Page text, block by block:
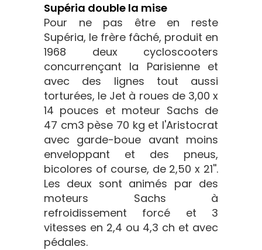
Supéria double la mise
Pour ne pas être en reste
Supéria, le frère fâché, produit en
1968 deux cycloscooters
concurrençant la Parisienne et
avec des lignes tout aussi
torturées, le Jet à roues de 3,00 x
14 pouces et moteur Sachs de
47 cm3 pèse 70 kg et l'Aristocrat
avec garde-boue avant moins
enveloppant et des pneus,
bicolores of course, de 2,50 x 21''.
Les deux sont animés par des
moteurs Sachs à
refroidissement forcé et 3
vitesses en 2,4 ou 4,3 ch et avec
pédales.